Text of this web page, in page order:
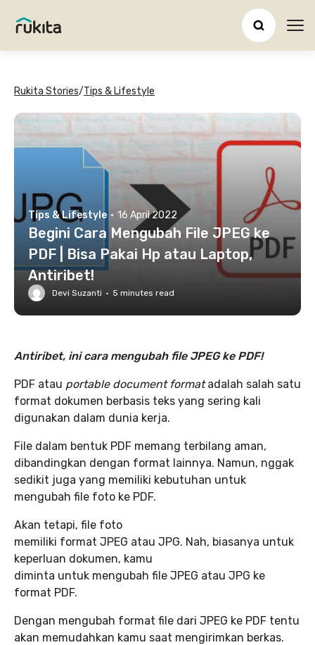
Rukita Stories/Tips & Lifestyle
Tips & Lifestyle · 16 April 2022
Begini Cara Mengubah File JPEG ke
PDF | Bisa Pakai Hp atau Laptop,
Antiribet!
Devi Suzanti · 5 minutes read
Antiribet, ini cara mengubah file JPEG ke PDF!
PDF atau portable document formatadalah salah satu
format dokumen berbasis teks yang sering kali
digunakan dalam dunia kerja.
File dalam bentuk PDF memang terbilang aman,
dibandingkan dengan format lainnya. Namun, nggak
sedikit juga yang memiliki kebutuhan untuk
mengubah file foto ke PDF.
Akan tetapi, file foto
memiliki format JPEG atau JPG. Nah, biasanya untuk
keperluan dokumen, kamu
diminta untuk mengubah file JPEG atau JPG ke
format PDF.
Dengan mengubah format file dari JPEG ke PDF tentu
akan memudahkan kamu saat mengirimkan berkas.